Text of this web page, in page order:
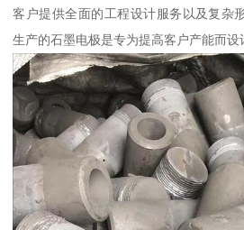
客户提供全面的工程设计服务以及复杂
生产的石墨电极是专为提高客户产能而设